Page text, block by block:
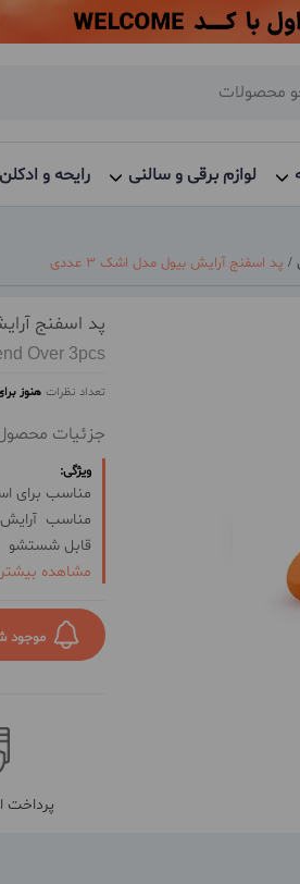
لوازم برقی و سالنی رایحه و ادکلن
/ پد اسفنج آرایش بیول مدل اشک 3 عددی
پد اسفنج
Over 3pcs
تعداد نظرات هنوز
جزئیات
ویژگی:
مناسب برای
مناسب آرایش
قابل شستشو
مشاهده بیشتر
موجود
پرداخت